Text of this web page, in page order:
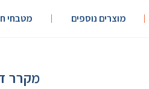
מוצרים נוספים מטבחי
מקרר דלפקי 4